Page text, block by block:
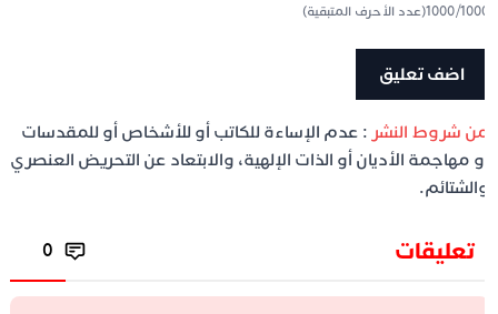
/
1000(عدد الأحرف المتبقية)
شروط النشر: عدم الإساءة للكاتب أو للأشخاص أو للمقدسات
مهاجمة الأديان أو الذات الإلهية، والابتعاد عن التحريض العنصري
تعليقات 0